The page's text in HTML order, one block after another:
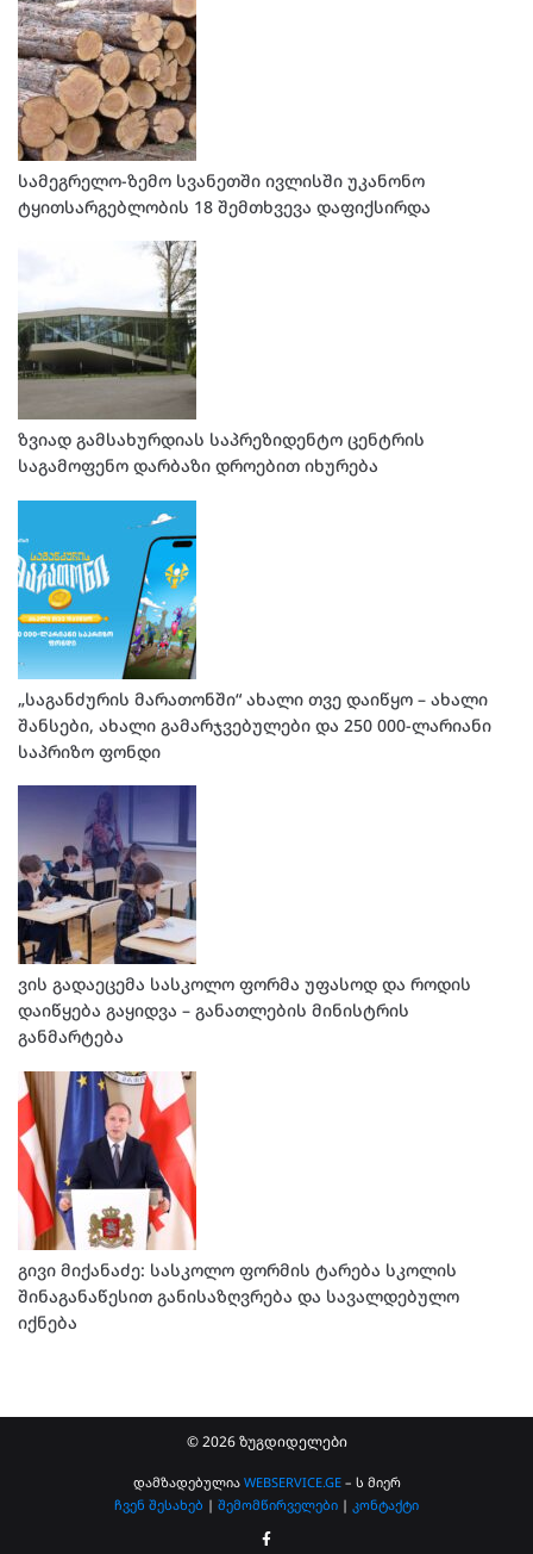
სამეგრელო-ზემო სვანეთში ივლისში უკანონო
ტყითსარგებლობის 18 შემთხვევა დაფიქსირდა
ზვიად გამსახურდიას საპრეზიდენტო ცენტრის
საგამოფენო დარბაზი დროებით იხურება
„საგანძურის მარათონში“ ახალი თვე დაიწყო – ახალი
შანსები, ახალი გამარჯვებულები და 250 000-ლარიანი
საპრიზო ფონდი
ვის გადაეცემა სასკოლო ფორმა უფასოდ და როდის
დაიწყება გაყიდვა – განათლების მინისტრის
განმარტება
გივი მიქანაძე: სასკოლო ფორმის ტარება სკოლის
შინაგანაწესით განისაზღვრება და სავალდებულო
იქნება
© 2026 ზუგდიდელები
დამზადებულია WEBSERVICE.GE– ს მიერ
ჩვენ შესახებ | შემომწირველები | კონტაქტი